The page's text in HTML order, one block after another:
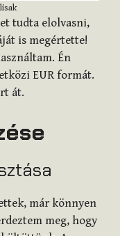
tudta elolvasni,
is megértette!
Én
EUR formát.
át.
már könnyen
meg, hogy